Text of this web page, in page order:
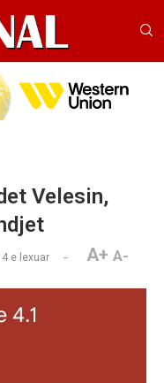
Velesin,
e lexuar A+ A-